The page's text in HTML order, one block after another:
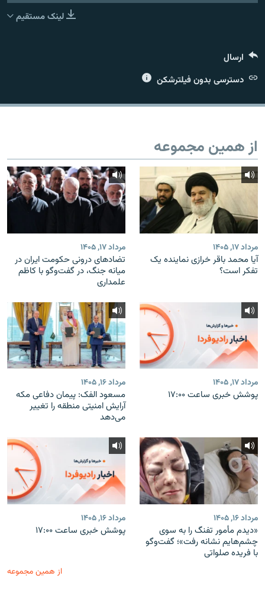
لینک مستقیم
ارسال
دسترسی بدون فیلترشکن
از همین مجموعه
مرداد ۱۷, ۱۴۰۵
آیا محمد باقر خرازی نماینده یک
تفکر است؟
مرداد ۱۷, ۱۴۰۵
تضادهای درونی حکومت ایران در
میانه جنگ، در گفت‌‌وگو با کاظم
علمداری
مرداد ۱۷, ۱۴۰۵
پوشش خبری ساعت ۱۷:۰۰
مرداد ۱۶, ۱۴۰۵
مسعود الفک: پیمان دفاعی مکه
آرایش امنیتی منطقه را تغییر
می‌دهد
مرداد ۱۶, ۱۴۰۵
«دیدم مأمور تفنگ را به سوی
چشم‌هایم نشانه رفت»؛ گفت‌و‌گو
با فریده صلواتی
مرداد ۱۶, ۱۴۰۵
پوشش خبری ساعت ۱۷:۰۰
از همین مجموعه